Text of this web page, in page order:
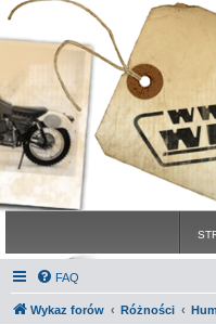
FAQ
Wykaz forów Różności